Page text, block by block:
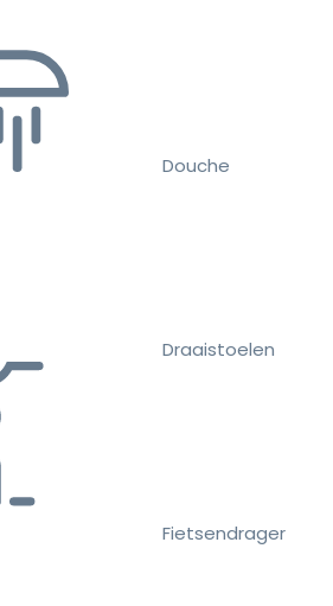
Douche
Draaistoelen
Fietsendrager